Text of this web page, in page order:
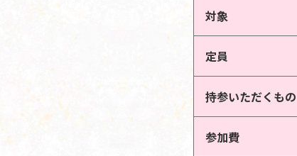
対象
定員
持参いただくもの
参加費